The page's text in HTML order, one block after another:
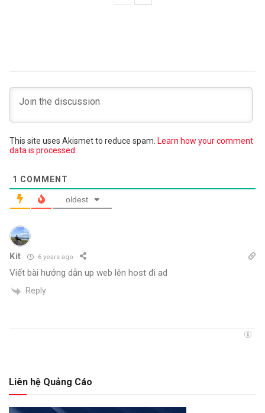
This site uses Akismet to reduce spam. Learn how your comment
data is processed.
1 COMMENT
oldest
Kit 6 years ago
Viết bài hướng dẫn up web lên host đi ad
Reply
Liên hệ Quảng Cáo